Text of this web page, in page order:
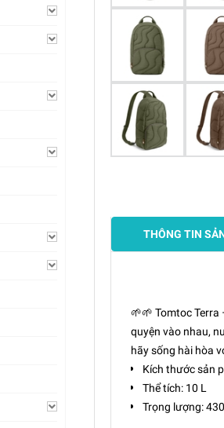
THÔNG TIN
🌱🌱 Tomtoc
quyện vào nhau,
hãy sống hài hòa
Kích thước sản
Thể tích: 10 L
Trọng lượng: